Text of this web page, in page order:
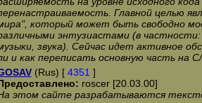
Главной целью
который может быть свободно
энтузиастами (в
звука). Сейчас идет активное
и как переписать основную часть на
(Rus) [ 4351 ]
roscer [20.03.00]
этом сайте разрабатываются